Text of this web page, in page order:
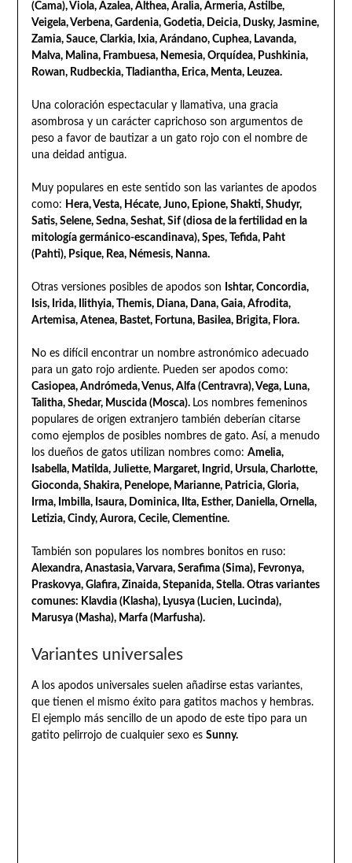
(Cama), Viola, Azalea, Althea, Aralia, Armeria, Astilbe,
Veigela, Verbena, Gardenia, Godetia, Deicia, Dusky, Jasmine,
Zamia, Sauce, Clarkia, Ixia, Arándano, Cuphea, Lavanda,
Malva, Malina, Frambuesa, Nemesia, Orquídea, Pushkinia,
Rowan, Rudbeckia, Tladiantha, Erica, Menta, Leuzea.
Una coloración espectacular y llamativa, una gracia
asombrosa y un carácter caprichoso son argumentos de
peso a favor de bautizar a un gato rojo con el nombre de
una deidad antigua.
Muy populares en este sentido son las variantes de apodos
como: Hera, Vesta, Hécate, Juno, Epione, Shakti, Shudyr,
Satis, Selene, Sedna, Seshat, Sif (diosa de la fertilidad en la
mitología germánico-escandinava), Spes, Tefida, Paht
(Pahti), Psique, Rea, Némesis, Nanna.
Otras versiones posibles de apodos son
Ishtar, Concordia,
Isis, Irida, Ilithyia, Themis, Diana, Dana, Gaia, Afrodita,
Artemisa, Atenea, Bastet, Fortuna, Basilea, Brigita, Flora.
No es difícil encontrar un nombre astronómico adecuado
para un gato rojo ardiente. Pueden ser apodos como:
Casiopea, Andrómeda, Venus, Alfa (Centravra), Vega, Luna,
Talitha, Shedar, Muscida (Mosca). Los nombres femeninos
populares de origen extranjero también deberían citarse
como ejemplos de posibles nombres de gato. Así, a menudo
los dueños de gatos utilizan nombres como: Amelia,
Isabella, Matilda, Juliette, Margaret, Ingrid, Ursula, Charlotte,
Gioconda, Shakira, Penelope, Marianne, Patricia, Gloria,
Irma, Imbilla, Isaura, Dominica, Ilta, Esther, Daniella, Ornella,
Letizia, Cindy, Aurora, Cecile, Clementine.
También son populares los nombres bonitos en ruso:
Alexandra, Anastasia, Varvara, Serafima (Sima), Fevronya,
Praskovya, Glafira, Zinaida, Stepanida, Stella. Otras variantes
comunes: Klavdia (Klasha), Lyusya (Lucien, Lucinda),
Marusya (Masha), Marfa (Marfusha).
Variantes universales
A los apodos universales suelen añadirse estas variantes,
que tienen el mismo éxito para gatitos machos y hembras.
El ejemplo más sencillo de un apodo de este tipo para un
gatito pelirrojo de cualquier sexo es Sunny.